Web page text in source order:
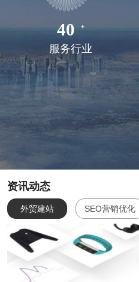
40
服务行业
资讯动态
SEO营销优化